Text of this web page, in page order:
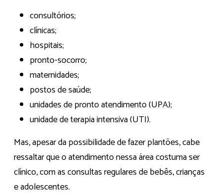
consultórios;
clínicas;
hospitais;
pronto-socorro;
maternidades;
postos de saúde;
unidades de pronto atendimento (UPA);
unidade de terapia intensiva (UTI).
Mas, apesar da possibilidade de fazer plantões, cabe
ressaltar que o atendimento nessa área costuma ser
clínico, com as consultas regulares de bebês, crianças
e adolescentes.